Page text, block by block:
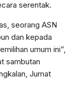
serentak.
seorang ASN
dan kepada
umum ini”,
sambutan
Jumat